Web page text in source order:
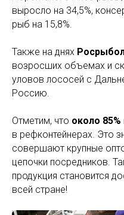
выросло на 34,5%,
рыб на 15,8%.
Также на днях
возросших объемах и
уловов лососей с
Россию.
Отметим, что около 85%
в рефконтейнерах. Это
совершают крупные
цепочки посредников.
продукция становится
всей стране!